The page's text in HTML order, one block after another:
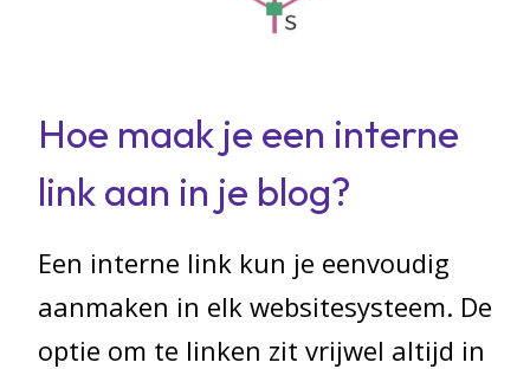
Hoe maak je een interne
link aan in je blog?
Een interne link kun je eenvoudig
aanmaken in elk websitesysteem. De
optie om te linken zit vrijwel altijd in